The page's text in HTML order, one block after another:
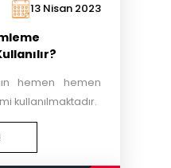
13 Nisan 2023
hemen hemen
kullanılmaktadır.